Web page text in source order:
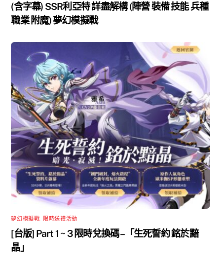
(含字幕) SSR利亞特 詳盡解構 (陣營 裝備 技能 兵種
職業 附魔) 夢幻模擬戰
夢幻模擬戰 限時送禮活動
[台版] Part 1 ~ 3 限時兌換碼 –「生死誓約 銘於黯
晶」